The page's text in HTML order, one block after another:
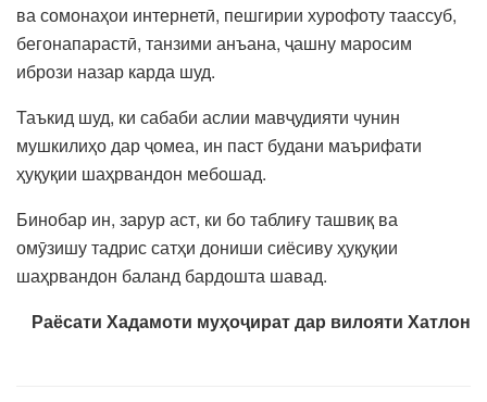
ва сомонаҳои интернетӣ, пешгирии хурофоту таассуб,
бегонапарастӣ, танзими анъана, ҷашну маросим
ибрози назар карда шуд.
Таъкид шуд, ки сабаби аслии мавҷудияти чунин
мушкилиҳо дар ҷомеа, ин паст будани маърифати
ҳуқуқии шаҳрвандон мебошад.
Бинобар ин, зарур аст, ки бо таблиғу ташвиқ ва
омӯзишу тадрис сатҳи дониши сиёсиву ҳуқуқии
шаҳрвандон баланд бардошта шавад.
Раёсати Хадамоти муҳоҷират дар вилояти Хатлон